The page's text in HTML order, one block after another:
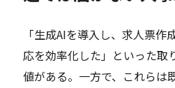
「生成AIを導入し、求人票作
応を効率化した」といった取
値がある。一方で、これらは